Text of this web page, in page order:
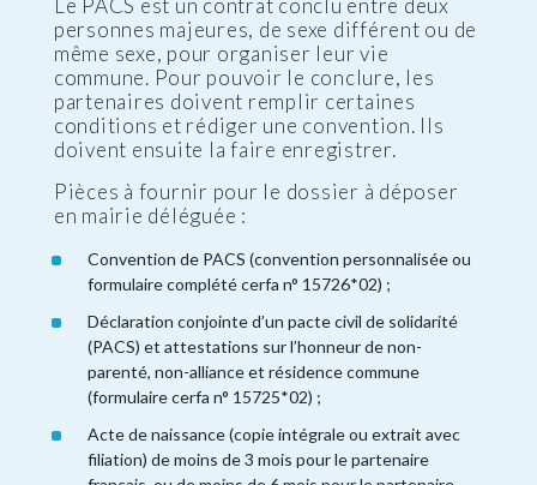
Le PACS est un contrat conclu entre deux
personnes majeures, de sexe différent ou de
même sexe, pour organiser leur vie
commune. Pour pouvoir le conclure, les
partenaires doivent remplir certaines
conditions et rédiger une convention. Ils
doivent ensuite la faire enregistrer.
Pièces à fournir pour le dossier à déposer
en mairie déléguée :
Convention de PACS (convention personnalisée ou
formulaire complété cerfa n° 15726*02) ;
Déclaration conjointe d’un pacte civil de solidarité
(PACS) et attestations sur l’honneur de non-
parenté, non-alliance et résidence commune
(formulaire cerfa n° 15725*02) ;
Acte de naissance (copie intégrale ou extrait avec
filiation) de moins de 3 mois pour le partenaire